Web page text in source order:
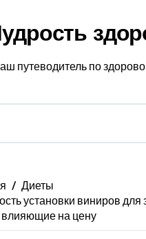
путеводитель по
Диеты
установки виниров для
на цену